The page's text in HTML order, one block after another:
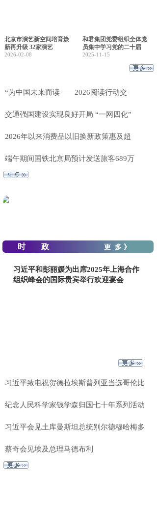
北京市演艺新空间培育焕
新再升级 32家演艺
2026-02-08
和君集团党委组织全体党
员集中学习党的二十届
2025-11-15
“为中国未来而读——2026阅读行动交
交通强国建设实现良好开局 “一网四化”
2026年以来消费品以旧换新政策惠及超
端午期间国铁北京局预计发送旅客689万
时 政 更 多 》
习近平和彭丽媛为出席2025年上海合作
组织峰会的国际贵宾举行欢迎宴会
习近平致电祝贺德拉埃斯普列亚当选哥伦比
纪念人民科学家钱学森归国七十年系列活动
习近平会见土库曼斯坦总统别尔德穆哈梅多
蔡奇会见埃及总理马德布利